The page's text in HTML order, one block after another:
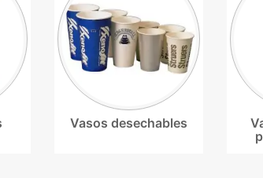
Vasos desechables